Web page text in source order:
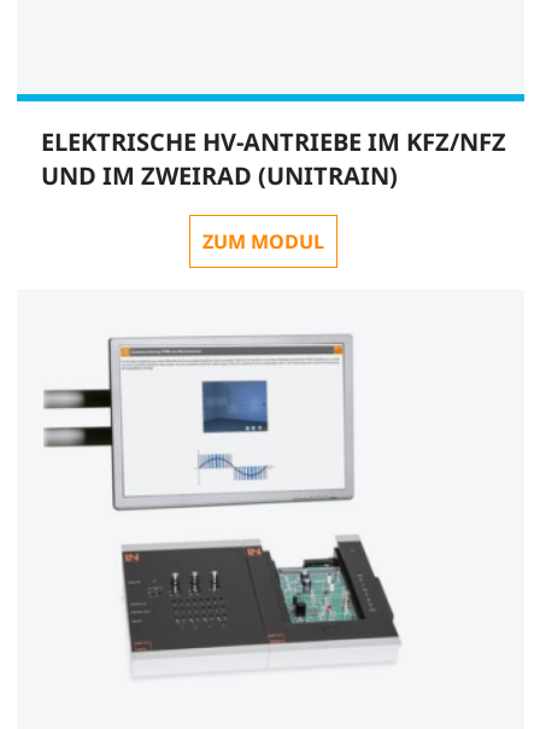
ELEKTRISCHE HV-ANTRIEBE IM KFZ/NFZ
UND IM ZWEIRAD (UNITRAIN)
ZUM MODUL